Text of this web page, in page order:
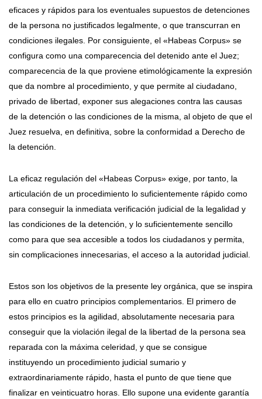
eficaces y rápidos para los eventuales supuestos de detenciones
de la persona no justificados legalmente, o que transcurran en
condiciones ilegales. Por consiguiente, el «Habeas Corpus» se
configura como una comparecencia del detenido ante el Juez;
comparecencia de la que proviene etimológicamente la expresión
que da nombre al procedimiento, y que permite al ciudadano,
privado de libertad, exponer sus alegaciones contra las causas
de la detención o las condiciones de la misma, al objeto de que el
Juez resuelva, en definitiva, sobre la conformidad a Derecho de
la detención.
La eficaz regulación del «Habeas Corpus» exige, por tanto, la
articulación de un procedimiento lo suficientemente rápido como
para conseguir la inmediata verificación judicial de la legalidad y
las condiciones de la detención, y lo suficientemente sencillo
como para que sea accesible a todos los ciudadanos y permita,
sin complicaciones innecesarias, el acceso a la autoridad judicial.
Estos son los objetivos de la presente ley orgánica, que se inspira
para ello en cuatro principios complementarios. El primero de
estos principios es la agilidad, absolutamente necesaria para
conseguir que la violación ilegal de la libertad de la persona sea
reparada con la máxima celeridad, y que se consigue
instituyendo un procedimiento judicial sumario y
extraordinariamente rápido, hasta el punto de que tiene que
finalizar en veinticuatro horas. Ello supone una evidente garantía